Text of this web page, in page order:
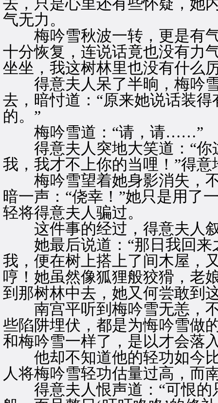
去，只是心里还有些怀疑，她
气无力。
梅吟雪秋波一转，更是有气
十分恢复，连说话竟也没有力
坐坐，我这树林里也没有什么
得意夫人呆了半晌，梅吟雪
去，暗忖道：“原来她说话装
的。”
梅吟雪道：“请，请……”
得意夫人突地大笑道：“你
我，我才不上你的当哩！”得
梅吟雪望着她身影消失，不
暗一声：“侥幸！”她只是用了
轻将得意夫人骗过。
这件事的经过，得意夫人叙
她最后说道：“那日我回来
我，便在树上搭上了间木屋，
哼！她虽然像狐狸般狡猾，老
到那树林中去，她又何尝敢到
南宫平听到梅吟雪无恙，不
些陷阱埋伏，都是为悔吟雪做
和梅吟雪一样了，是以才会落
他却不知道他的轻功如今比
人将梅吟雪轻功估量过高，而
得意夫人恨声道：“可恨的